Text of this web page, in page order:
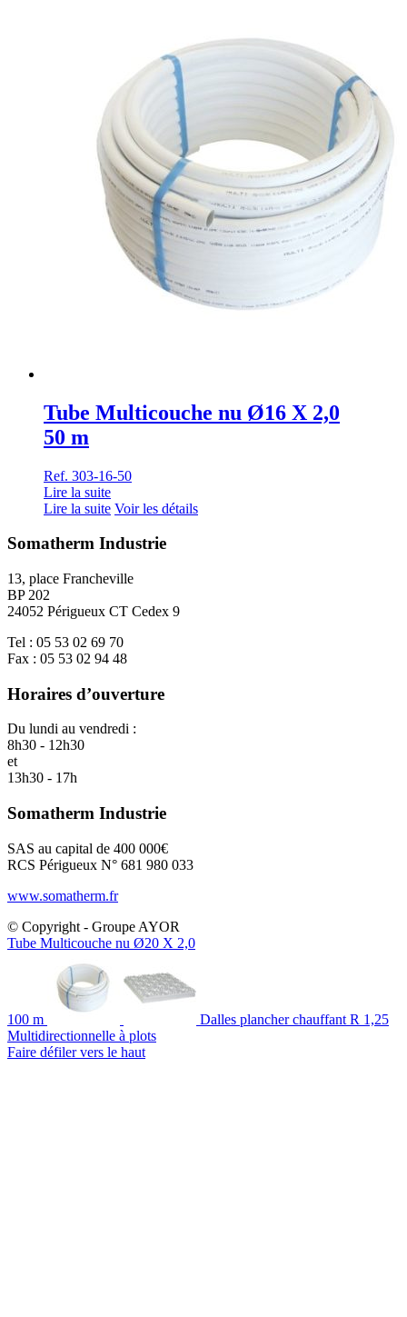
Tube Multicouche nu Ø16 X 2,0
50 m
Ref. 303-16-50
Lire la suite
Lire la suite Voir les détails
Somatherm Industrie
13, place Francheville
BP 202
24052 Périgueux CT Cedex 9
Tel : 05 53 02 69 70
Fax : 05 53 02 94 48
Horaires d’ouverture
Du lundi au vendredi :
8h30 - 12h30
et
13h30 - 17h
Somatherm Industrie
SAS au capital de 400 000€
RCS Périgueux N° 681 980 033
www.somatherm.fr
© Copyright - Groupe AYOR
Tube Multicouche nu Ø20 X 2,0
100 m
Dalles plancher chauffant R 1,25
Multidirectionnelle à plots
Faire défiler vers le haut